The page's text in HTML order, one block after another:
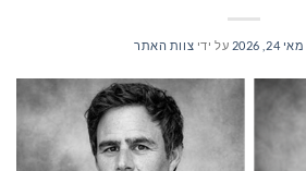
מאי 24, 2026 על ידי צוות האתר